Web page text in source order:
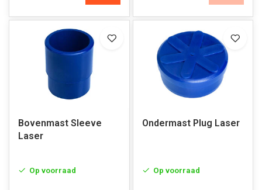
Bovenmast Sleeve
Laser
Op voorraad
Ondermast Plug Laser
Op voorraad